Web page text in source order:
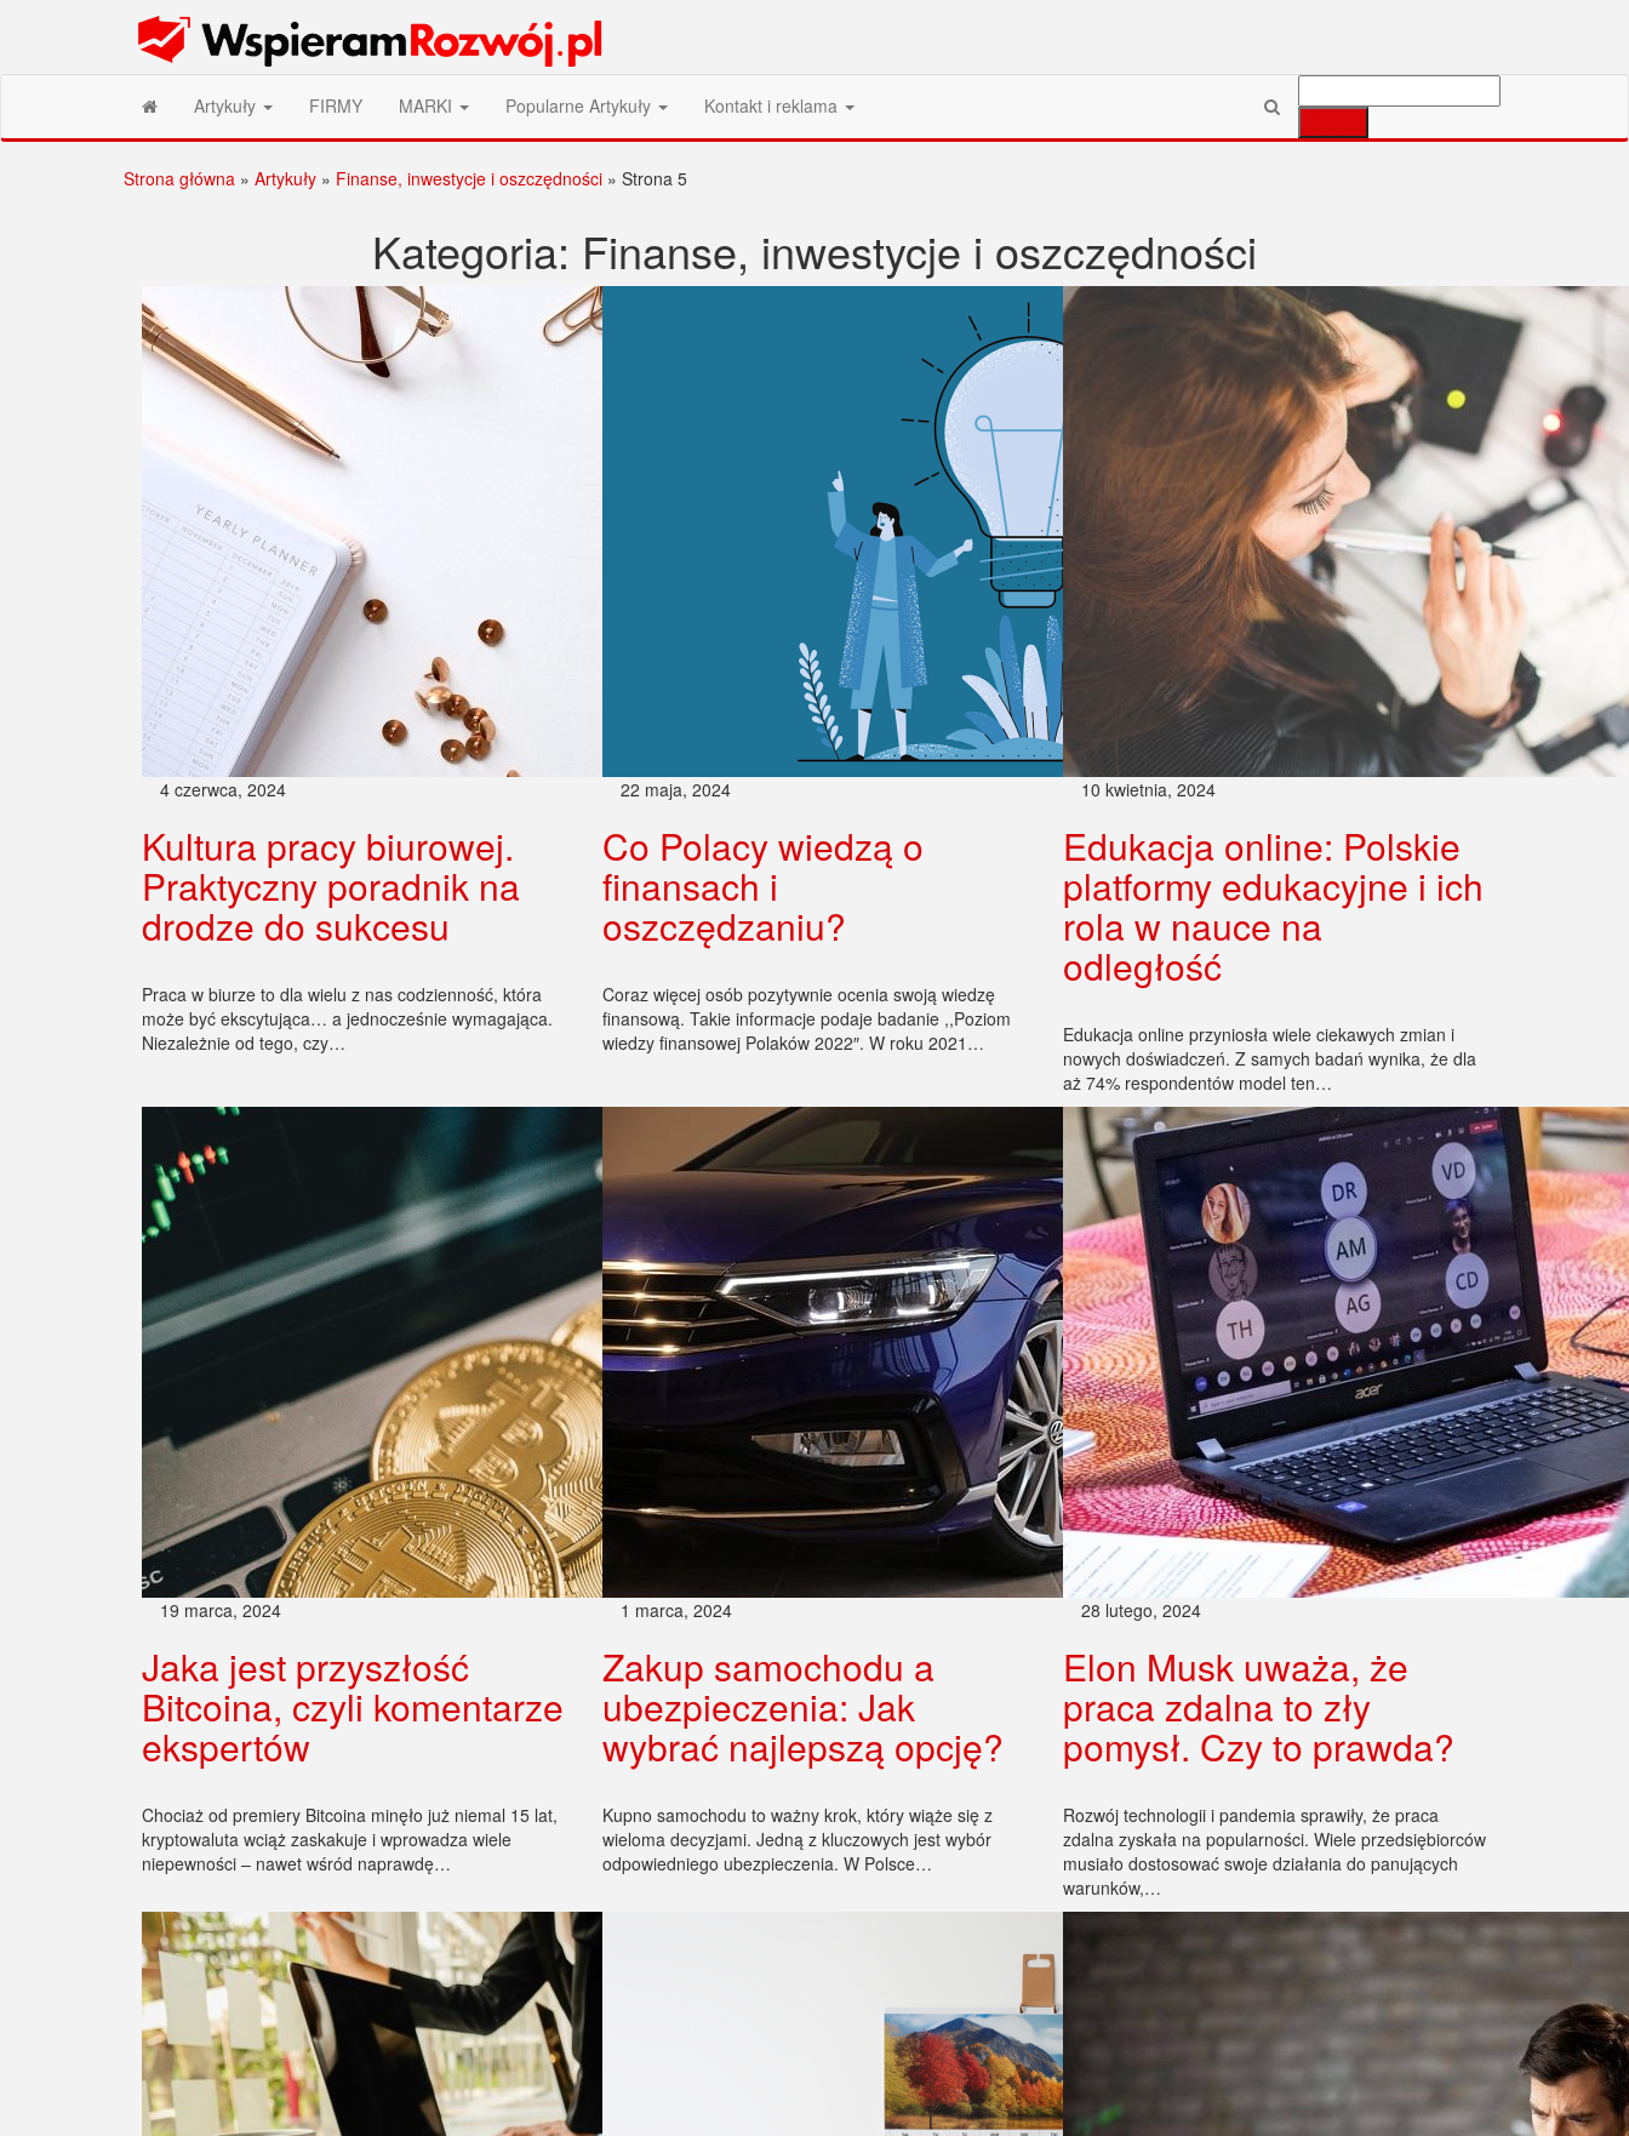
Wspieram Rozwój PL
Artykuły FIRMY MARKI Popularne Artykuły Kontakt i reklama
Strona główna » Artykuły » Finanse, inwestycje i oszczędności » Strona 5
Kategoria: Finanse, inwestycje i oszczędności
4 czerwca, 2024
Kultura pracy biurowej.
Praktyczny poradnik na
drodze do sukcesu
Praca w biurze to dla wielu z nas codzienność, która
może być ekscytująca… a jednocześnie wymagająca.
Niezależnie od tego, czy…
22 maja, 2024
Co Polacy wiedzą o
finansach i
oszczędzaniu?
Coraz więcej osób pozytywnie ocenia swoją wiedzę
finansową. Takie informacje podaje badanie ,,Poziom
wiedzy finansowej Polaków 2022″. W roku 2021…
10 kwietnia, 2024
Edukacja online: Polskie
platformy edukacyjne i ich
rola w nauce na
odległość
Edukacja online przyniosła wiele ciekawych zmian i
nowych doświadczeń. Z samych badań wynika, że dla
aż 74% respondentów model ten…
19 marca, 2024
Jaka jest przyszłość
Bitcoina, czyli komentarze
ekspertów
Chociaż od premiery Bitcoina minęło już niemal 15 lat,
kryptowaluta wciąż zaskakuje i wprowadza wiele
niepewności – nawet wśród naprawdę…
1 marca, 2024
Zakup samochodu a
ubezpieczenia: Jak
wybrać najlepszą opcję?
Kupno samochodu to ważny krok, który wiąże się z
wieloma decyzjami. Jedną z kluczowych jest wybór
odpowiedniego ubezpieczenia. W Polsce…
28 lutego, 2024
Elon Musk uważa, że
praca zdalna to zły
pomysł. Czy to prawda?
Rozwój technologii i pandemia sprawiły, że praca
zdalna zyskała na popularności. Wiele przedsiębiorców
musiało dostosować swoje działania do panujących
warunków,…
Stronicowanie
wpisów